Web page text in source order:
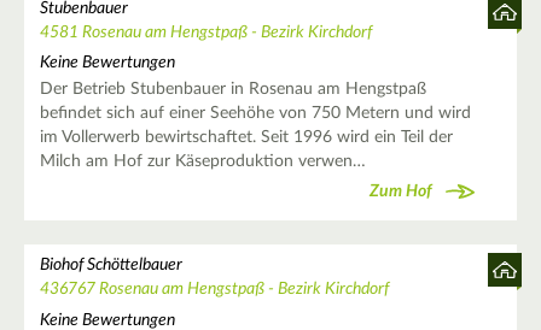
Stubenbauer
4581 Rosenau am Hengstpaß - Bezirk Kirchdorf
Keine Bewertungen
Der Betrieb Stubenbauer in Rosenau am Hengstpaß
befindet sich auf einer Seehöhe von 750 Metern und wird
im Vollerwerb bewirtschaftet. Seit 1996 wird ein Teil der
Milch am Hof zur Käseproduktion verwen…
Zum Hof
Biohof Schöttelbauer
436767 Rosenau am Hengstpaß - Bezirk Kirchdorf
Keine Bewertungen